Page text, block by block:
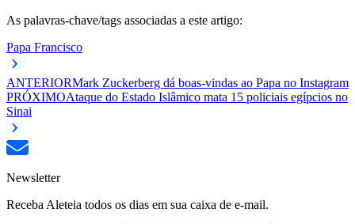
As palavras-chave/tags associadas a este artigo:
Papa Francisco
ANTERIORMark Zuckerberg dá boas-vindas ao Papa no Instagram
PRÓXIMOAtaque do Estado Islâmico mata 15 policiais egípcios no
Sinai
Newsletter
Receba Aleteia todos os dias em sua caixa de e-mail.